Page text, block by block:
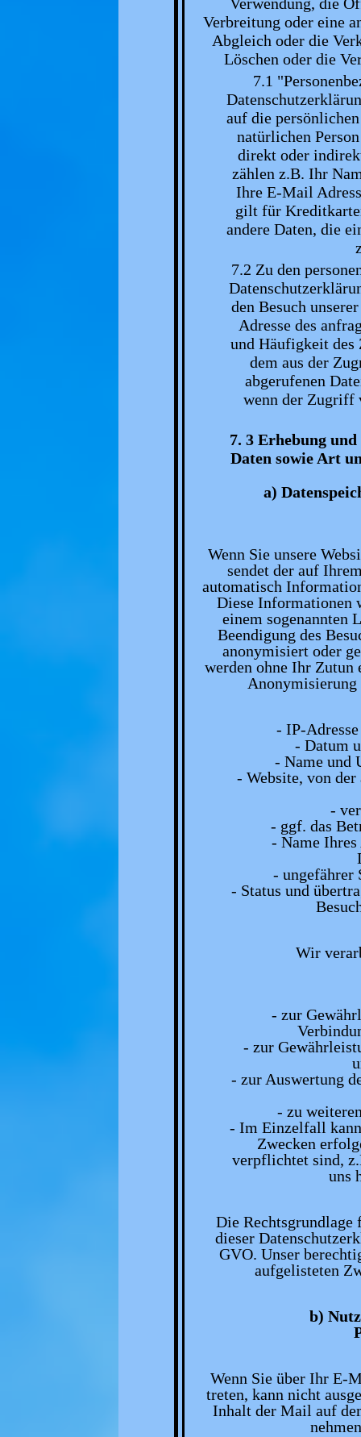
Verbreitung oder eine
Abgleich oder die
Löschen oder die
7.1
auf die
natürlichen
direkt oder
zählen z.B. Ihr
Ihre E-Mail
gilt für
andere Daten, die
7.2 Zu den
den Besuch
Adresse des
und Häufigkeit des
dem aus der
abgerufenen
wenn der Zugriff
7. 3 Erhebung
Daten sowie Art
a)
Wenn Sie unsere
sendet der auf
automatisch
Diese Informationen
einem sogenannten
Beendigung des
anonymisiert oder
werden ohne Ihr Zutun
Anonymisierung
- IP-Adresse
- Datum
- Name und
- Website, von
-
- ggf. das
- Name
- ungefährer
- Status und
Wir
- zur
- zur
- zur Auswertung
- zu
- Im Einzelfall
Zwecken
verpflichtet sind,
uns
Die Rechtsgrundlage
dieser
GVO. Unser
aufgelisteten
b)
Wenn Sie über Ihr E-
treten, kann nicht
Inhalt der Mail auf